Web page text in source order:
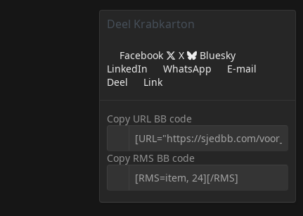
Deel Krabkarton
Facebook X
Bluesky
LinkedIn
WhatsApp
E-mail
Deel
Link
Copy URL BB code
Copy RMS BB code